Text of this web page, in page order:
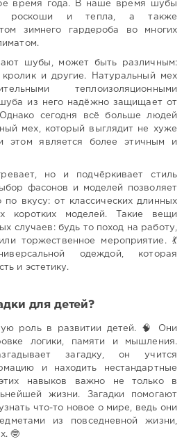
время года. В наше время шубы
роскоши и тепла, а также
зимнего гардероба во многих
шубы, может быть различным:
кролик и другие. Натуральный мех
теплоизоляционными
из него надёжно защищает от
сегодня всё больше людей
мех, который выглядит не хуже
этом является более этичным и
но и подчёркивает стиль
фасонов и моделей позволяет
вкусу: от классических длинных
коротких моделей. Такие вещи
случаев: будь то поход на работу,
торжественное мероприятие. 💃
одеждой, которая
и эстетику.
для детей?
роль в развитии детей. 🧠 Они
логики, памяти и мышления.
загадку, он учится
и находить нестандартные
навыков важно не только в
жизни. Загадки помогают
что-то новое о мире, ведь они
из повседневной жизни,
🤓